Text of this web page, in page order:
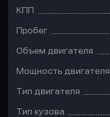
КПП
Пробег
Объем двигателя
Мощность двигателя
Тип двигателя
Тип кузова